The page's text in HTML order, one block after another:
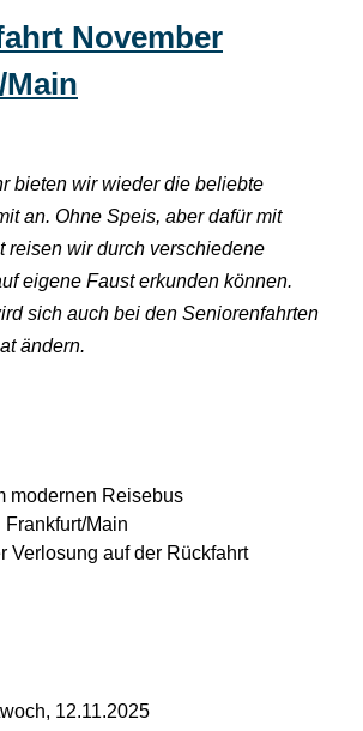
November
bieten wir wieder die beliebte
an. Ohne Speis, aber dafür mit
reisen wir durch verschiedene
eigene Faust erkunden können.
sich auch bei den Seniorenfahrten
ändern.
modernen Reisebus
Frankfurt/Main
Verlosung auf der Rückfahrt
12.11.2025